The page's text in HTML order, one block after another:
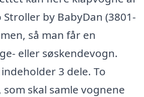
by BabyDan (3801-
så man får en
eller søskendevogn.
3 dele. To
skal samle vognene